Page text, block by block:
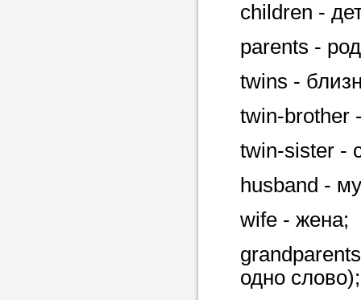
советам,
репетитора
Совет 2.
заявку на
то в поле
укажите как
чтобы мы
самого
репетитора.
children -
parents -
twins -
twin-brother
twin-sister -
husband -
wife - жена;
одно слово);